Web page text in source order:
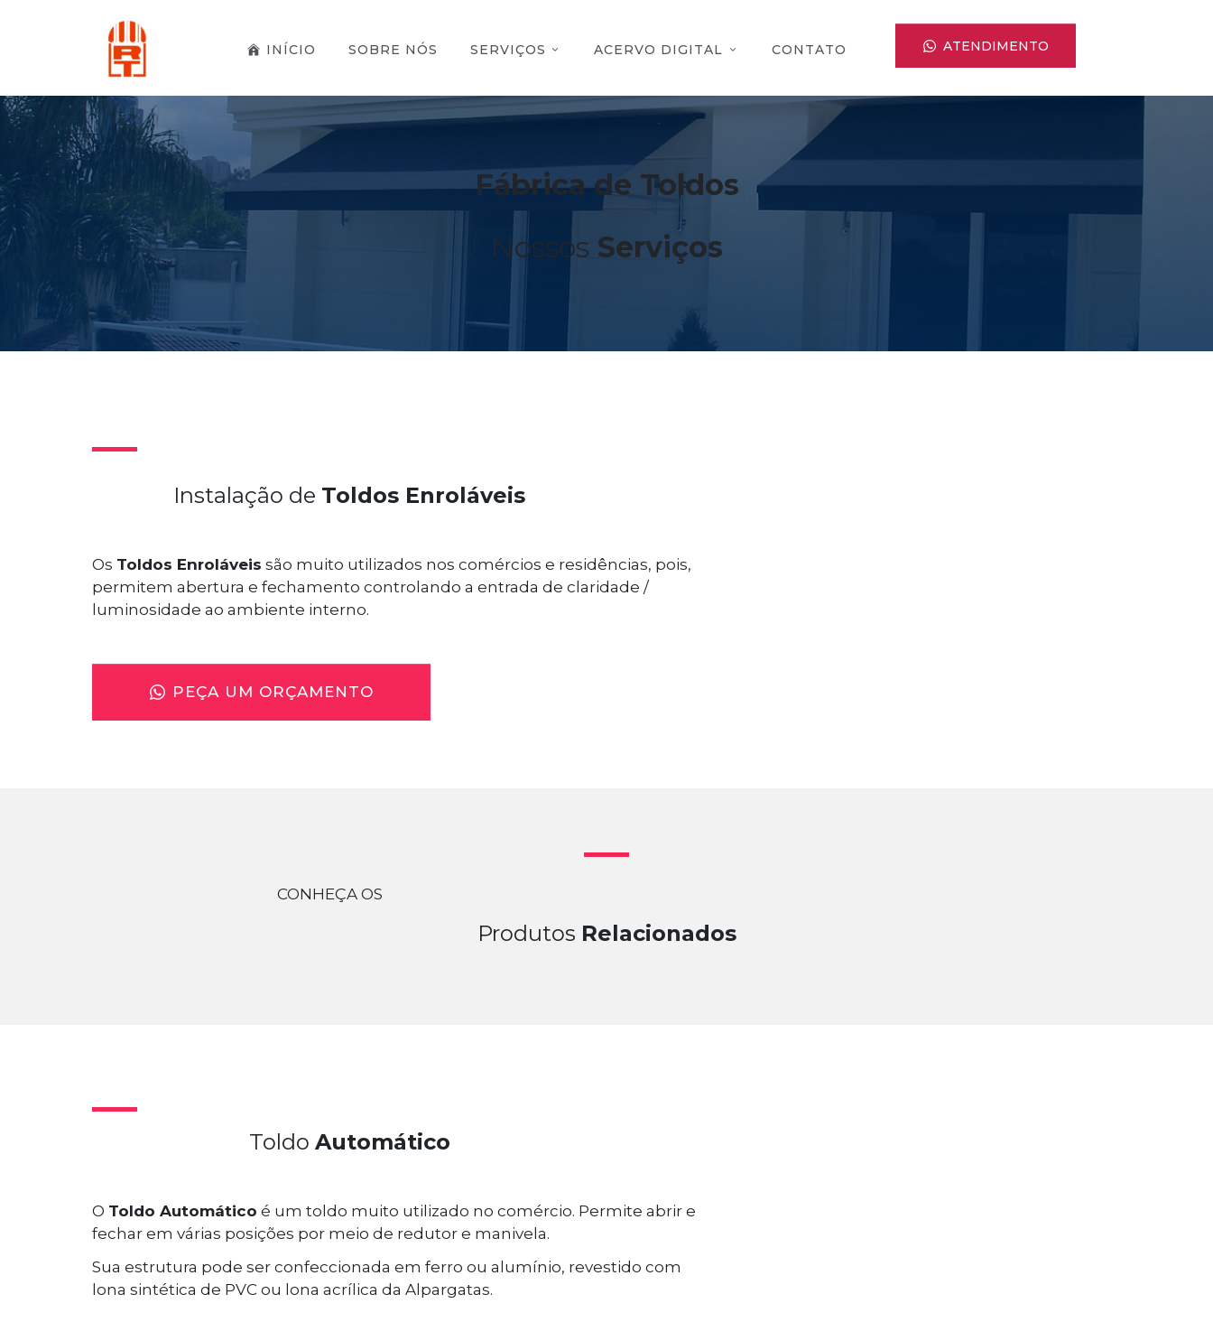
INÍCIO SOBRE NÓS SERVIÇOS ACERVO DIGITAL CONTATO ATENDIMENTO
Fábrica de Toldos
Nossos Serviços
Instalação de Toldos Enroláveis
Os Toldos Enroláveis são muito utilizados nos comércios e residências, pois,
permitem abertura e fechamento controlando a entrada de claridade /
luminosidade ao ambiente interno.
PEÇA UM ORÇAMENTO
CONHEÇA OS
Produtos Relacionados
Toldo Automático
O Toldo Automático é um toldo muito utilizado no comércio. Permite abrir e
fechar em várias posições por meio de redutor e manivela.
Sua estrutura pode ser confeccionada em ferro ou alumínio, revestido com
lona sintética de PVC ou lona acrílica da Alpargatas.